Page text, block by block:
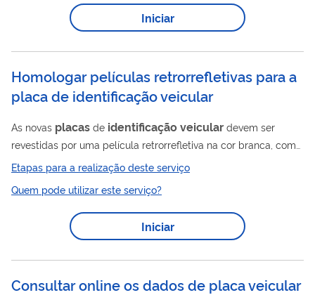
semiacabadas para os estampadores.
Iniciar
Homologar películas retrorrefletivas para a
placa de identificação veicular
As novas placas de identificaçãoveicular devem ser
revestidas por uma película retrorrefletiva na cor branca, com
uma faixa na cor azul na margem superior, contendo ao lado
esquerdo o logotipo do MERCOSUL, ao lado direito a Bandeira
do Brasil e ao centro o nome BRASIL. Os fabricantes dessas
películas retrorrefletivas devem obter, para os seus produtos,
homologação pela Secretaria Nacional de Trânsito
da Resolução CONTRAN nº 969, de...
Etapas para a realização deste serviço
Quem pode utilizar este serviço?
Iniciar
Consultar online os dados de placa veicular